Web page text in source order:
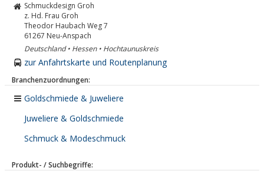
Schmuckdesign Groh
z. Hd. Frau Groh
Theodor Haubach Weg 7
61267 Neu-Anspach
Deutschland • Hessen • Hochtaunuskreis
zur Anfahrtskarte und Routenplanung
Branchenzuordnungen:
Goldschmiede & Juweliere
Juweliere & Goldschmiede
Schmuck & Modeschmuck
Produkt- / Suchbegriffe: